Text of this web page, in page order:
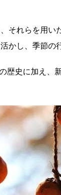
それらを用い
かし、季節の
歴史に加え、